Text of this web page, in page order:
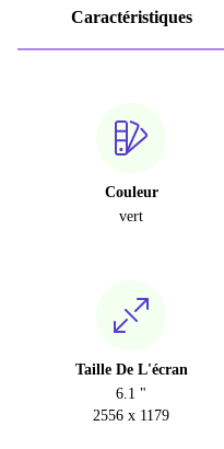
Caractéristiques
Couleur
vert
Taille De L'écran
6.1 "
2556 x 1179